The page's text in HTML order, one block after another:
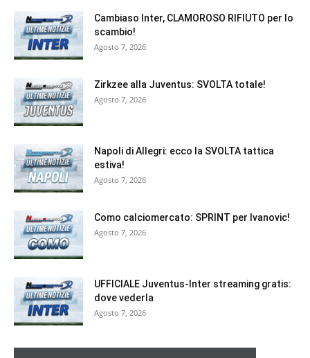
Cambiaso Inter, CLAMOROSO RIFIUTO per lo
scambio!
Agosto 7, 2026
Zirkzee alla Juventus: SVOLTA totale!
Agosto 7, 2026
Napoli di Allegri: ecco la SVOLTA tattica
estiva!
Agosto 7, 2026
Como calciomercato: SPRINT per Ivanovic!
Agosto 7, 2026
UFFICIALE Juventus-Inter streaming gratis:
dove vederla
Agosto 7, 2026